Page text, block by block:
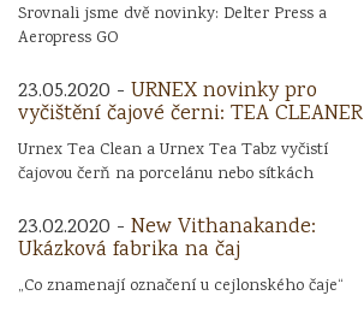
Srovnali jsme dvě novinky: Delter Press a
Aeropress GO
23.05.2020 - URNEX novinky pro
vyčištění čajové černi: TEA CLEANER
Urnex Tea Clean a Urnex Tea Tabz vyčistí
čajovou čerň na porcelánu nebo sítkách
23.02.2020 - New Vithanakande:
Ukázková fabrika na čaj
„Co znamenají označení u cejlonského čaje“